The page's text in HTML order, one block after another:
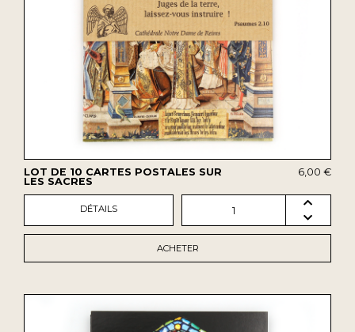
LOT DE 10 CARTES POSTALES SUR
LES SACRES
6,00 €
DÉTAILS 1
ACHETER